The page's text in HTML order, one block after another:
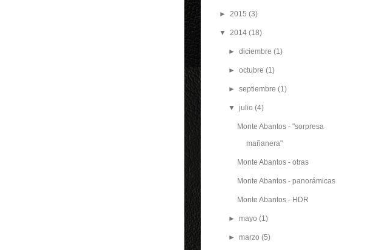
►2015(3)
▼2014(18)
► diciembre (1)
► octubre (1)
► septiembre (1)
▼ julio (4)
Monte Abantos - "sorpresa
mañanera"
Monte Abantos - otras
Monte Abantos - panorámicas
Monte Abantos - HDR
► mayo (1)
► marzo (5)